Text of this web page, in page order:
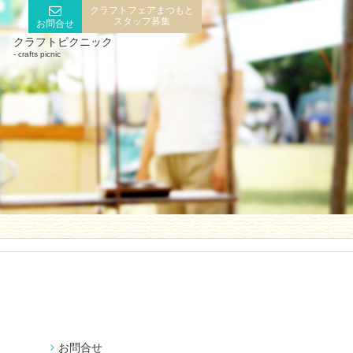
クラフトピクニック
crafts picnic
お問合せ
クラフトフェアまつもと
スタッフ募集
お問合せ